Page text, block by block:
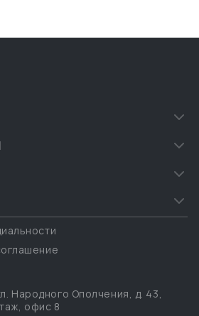
Народного Ополчения, д. 43,
офис 8